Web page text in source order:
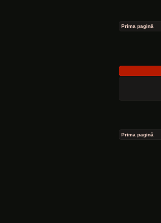
Prima pagină
Prima pagină